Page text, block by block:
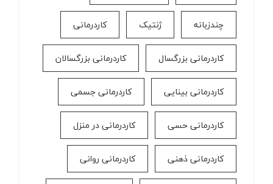
چندزبانه ژنتیک کاردرمانی
کاردرمانی بزرگسال کاردرمانی بزرگسالان
کاردرمانی بینایی کاردرمانی جسمی
کاردرمانی حسی کاردرمانی در منزل
کاردرمانی ذهنی کاردرمانی روانی